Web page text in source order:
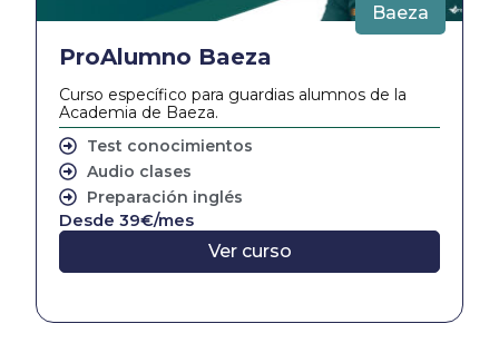
Baeza
ProAlumno Baeza
Curso específico para guardias alumnos de la
Academia de Baeza.
Test conocimientos
Audio clases
Preparación inglés
Desde 39€/mes
Ver curso